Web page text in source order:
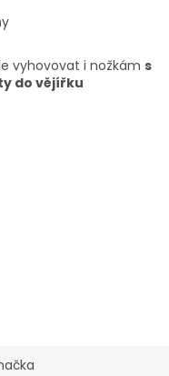
vyhovovat i nožkám s
do vějířku